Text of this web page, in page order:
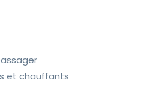
et chauffants